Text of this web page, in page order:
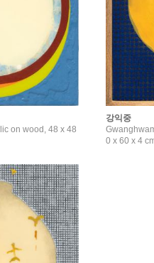
on wood, 48 x 48
강익중
0 x 60 x 4